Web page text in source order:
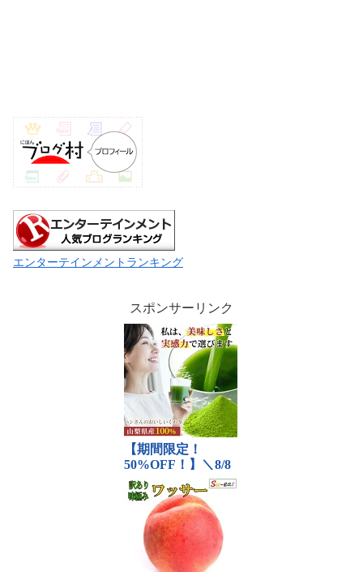
エンターテインメントランキング
スポンサーリンク